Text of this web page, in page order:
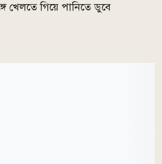
খেলতে গিয়ে পানিতে ডুবে